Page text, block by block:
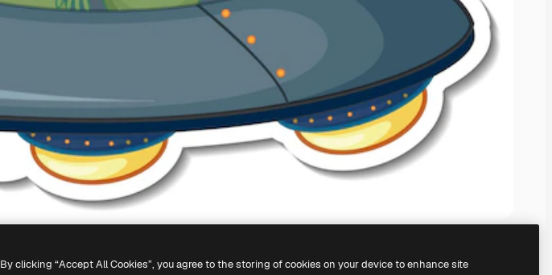
By clicking “Accept All Cookies”, you agree to the storing of cookies on your device to enhance site